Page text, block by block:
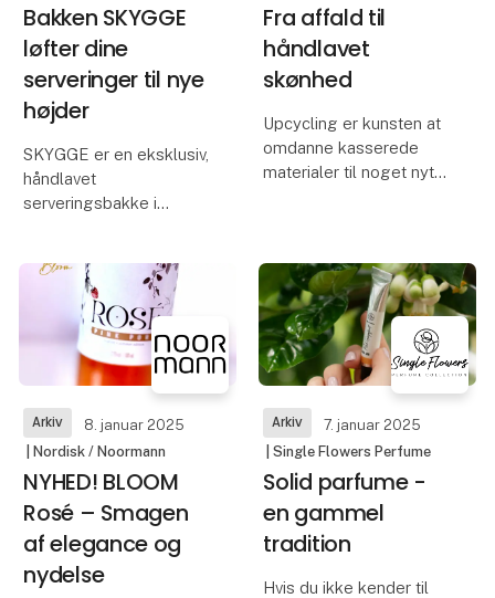
Bakken SKYGGE
løfter dine
serveringer til nye
højder
SKYGGE er en eksklusiv,
håndlavet
serveringsbakke i
Troels Schack, der ejer
det aarhusianske møbel-
og designstudio
TAPGANG.
De elegant udformede
greb hæver ba
Fra affald til
håndlavet
skønhed
Upcycling er kunsten at
omdanne kasserede
materialer til noget nyt
gamle sarier og
forvandle dem til
smukke, unikke
accessories. Proc
Arkiv
8. januar 2025
| Nordisk / Noormann
NYHED! BLOOM
Rosé – Smagen
af elegance og
nydelse
Arkiv
7. januar 2025
| Single Flowers Perfume
Solid parfume -
en gammel
tradition
Hvis du ikke kender til